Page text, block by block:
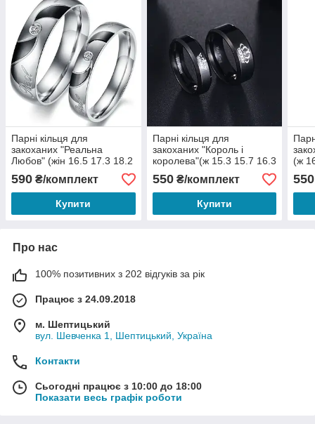
Парні кільця для
закоханих "Реальна
Любов" (жін 16.5 17.3 18.2
чол 17.3)
590 ₴/комплект
Купити
Парні кільця для
закоханих "Король і
королева"(ж 15.3 15.7 16.3
21.3 22.2 ч 17.2 18.5 19.3
22.2 23.2)
550₴/комплект
Купити
(ж
550
Про нас
100% позитивних з 202 відгуків за рік
Працює з 24.09.2018
м. Шептицький
вул. Шевченка 1, Шептицький, Україна
Контакти
Сьогодні працює з 10:00 до 18:00
Показати весь графік роботи